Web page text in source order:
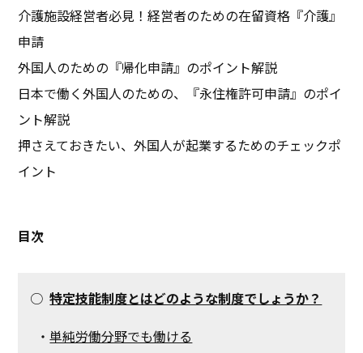
介護施設経営者必見！経営者のための在留資格『介護』
申請
外国人のための『帰化申請』のポイント解説
日本で働く外国人のための、『永住権許可申請』のポイ
ント解説
押さえておきたい、外国人が起業するためのチェックポ
イント
目次
○特定技能制度とはどのような制度でしょうか？
・単純労働分野でも働ける